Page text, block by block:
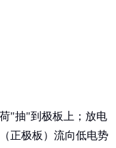
"抽"到极板上；放电
正极板）流向低电势